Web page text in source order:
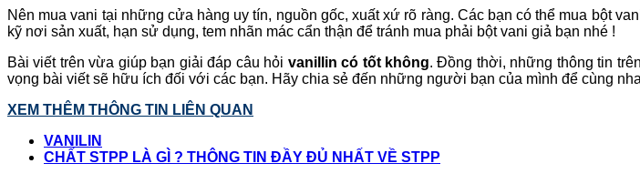
Nên mua vani tại những cửa hàng uy tín, nguồn gốc, xuất xứ rõ ràng. Các bạn có thể mua bột
kỹ nơi sản xuất, hạn sử dụng, tem nhãn mác cẩn thận để tránh mua phải bột vani giả bạn nhé !
Bài viết trên vừa giúp bạn giải đáp câu hỏi vanillin có tốt không. Đồng thời, những thông tin
vọng bài viết sẽ hữu ích đối với các bạn. Hãy chia sẻ đến những người bạn của mình để cùng
XEM THÊM THÔNG TIN LIÊN QUAN
VANILIN
CHẤT STPP LÀ GÌ ? THÔNG TIN ĐẦY ĐỦ NHẤT VỀ STPP